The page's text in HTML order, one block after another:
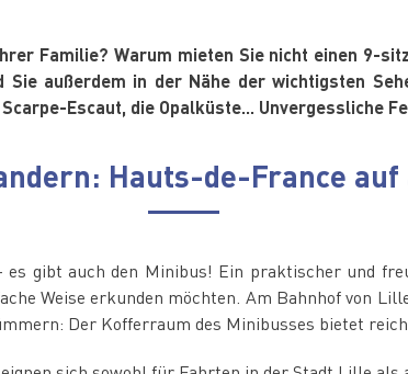
Familie? Warum mieten Sie nicht einen 9-
außerdem in der Nähe der wichtigsten
Escaut, die Opalküste... Unvergessliche
Hauts-de-France
gibt auch den Minibus! Ein praktischer und
Weise erkunden möchten. Am Bahnhof von
Der Kofferraum des Minibusses bietet